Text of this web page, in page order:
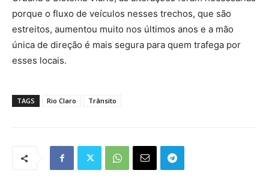
porque o fluxo de veículos nesses trechos, que são
estreitos, aumentou muito nos últimos anos e a mão
única de direção é mais segura para quem trafega por
esses locais.
TAGS Rio Claro Trânsito